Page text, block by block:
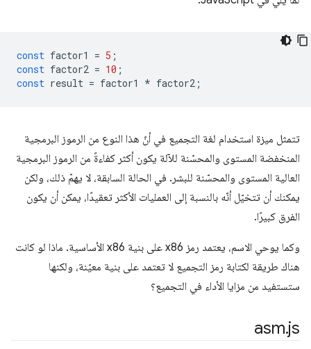
const factor1 = 5 ;
const factor2 = 10 ;
const result = factor1 * factor2 ;
تتمثل ميزة استخدام لغة التجميع في أنّ هذا النوع من الرموز البرمجية
المنخفضة المستوى والمحسّنة للآلة يكون أكثر كفاءةً من الرموز البرمجية
العالية المستوى والمحسّنة للبشر. في الحالة السابقة، لا يهمّ ذلك، ولكن
يمكنك أن تتخيّل أنّه بالنسبة إلى العمليات الأكثر تعقيدًا، يمكن أن يكون
الفرق كبيرًا.
وكما يوحي الاسم، يعتمد رمز x86 على بنية x86 الأساسية. ماذا لو كانت
هناك طريقة لكتابة رمز التجميع لا تعتمد على بنية معيّنة، ولكنها
ستستفيد من مزايا الأداء في التجميع؟
asm.js